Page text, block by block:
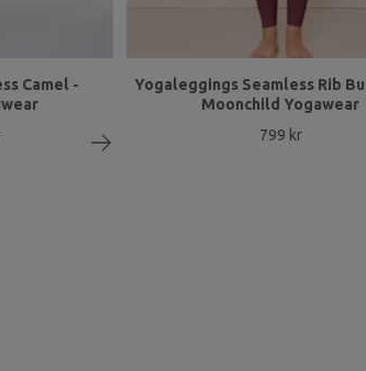
Camel -
Yogaleggings Seamless Rib
Moonchild Yogawear
799 kr